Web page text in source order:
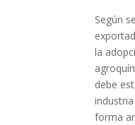
Según
la
debe
forma